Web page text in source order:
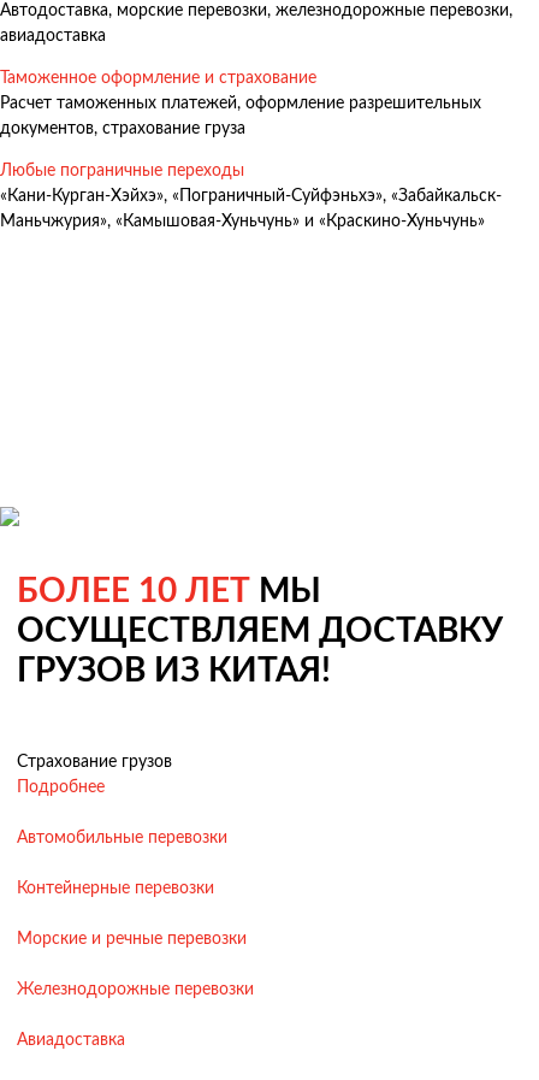
Авиадоставка
Негабаритные перевозки
Комплексные логистические решения
Страхование грузов
Автодоставка, морские перевозки, железнодорожные перевозки,
авиадоставка
Таможенное оформление и страхование
Расчет таможенных платежей, оформление разрешительных
документов, страхование груза
Любые пограничные переходы
«Кани-Курган-Хэйхэ», «Пограничный-Суйфэньхэ», «Забайкальск-
Маньчжурия», «Камышовая-Хуньчунь» и «Краскино-Хуньчунь»
БОЛЕЕ 10 ЛЕТ МЫ
ОСУЩЕСТВЛЯЕМ ДОСТАВКУ
ГРУЗОВ ИЗ КИТАЯ!
Страхование грузов
Подробнее
Автомобильные перевозки
Контейнерные перевозки
Морские и речные перевозки
Железнодорожные перевозки
Авиадоставка